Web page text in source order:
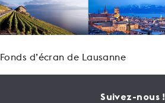
Fonds d’écran de Lausanne
Suivez-nous !